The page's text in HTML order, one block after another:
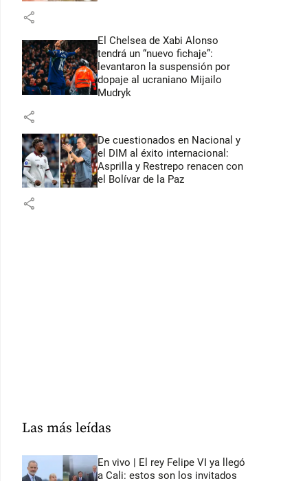
share
El Chelsea de Xabi Alonso
tendrá un “nuevo fichaje”:
levantaron la suspensión por
dopaje al ucraniano Mijailo
Mudryk
share
De cuestionados en Nacional y
el DIM al éxito internacional:
Asprilla y Restrepo renacen con
el Bolívar de la Paz
share
Las más leídas
En vivo | El rey Felipe VI ya llegó
a Cali: estos son los invitados